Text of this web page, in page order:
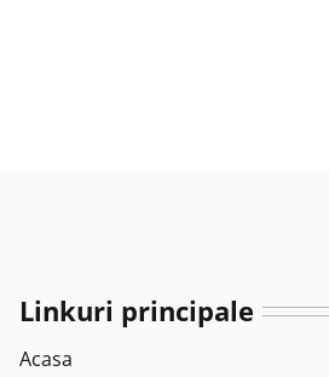
Linkuri principale
Acasa